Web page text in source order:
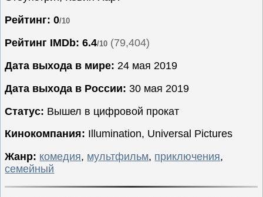
Фантастика
Новинки
Рейтинг: 0/10
Рейтинг IMDb: 6.4/10 (79,404)
Дата выхода в мире: 24 мая 2019
Дата выхода в России: 30 мая 2019
Статус: Вышел в цифровой прокат
Кинокомпания: Illumination, Universal Pictures
Жанр: комедия, мультфильм, приключения,
семейный